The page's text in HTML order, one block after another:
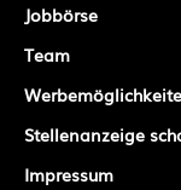
Jobbörse
Team
Stellenanzeige
Impressum